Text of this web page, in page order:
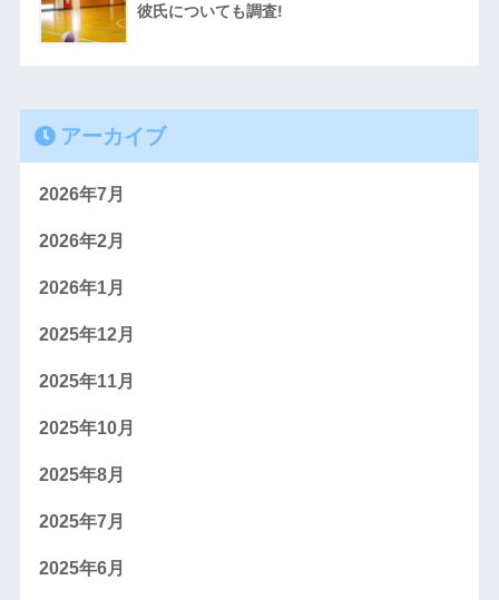
彼氏についても調査!
アーカイブ
2026年7月
2026年2月
2026年1月
2025年12月
2025年11月
2025年10月
2025年8月
2025年7月
2025年6月